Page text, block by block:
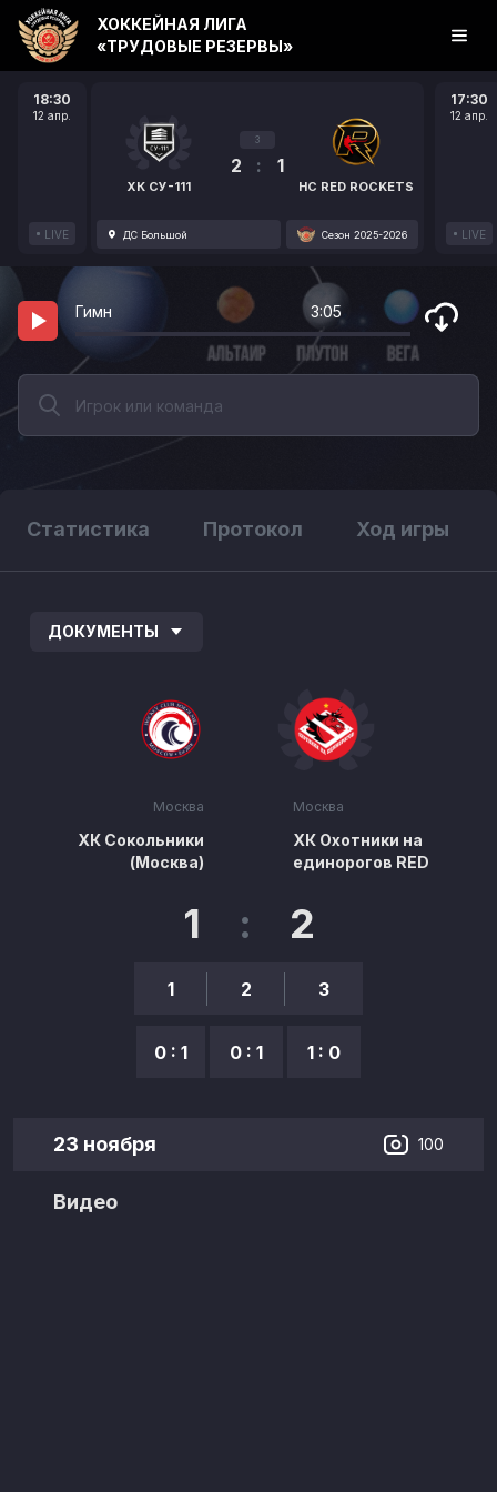
18:30
12 апр.
LIVE
ХК СУ-111
3
2 : 1
HC RED ROCKETS
ДС Большой Сезон 2025-2026
17:30
12 апр.
LIVE
ХОККЕЙНАЯ ЛИГА
«ТРУДОВЫЕ РЕЗЕРВЫ»
Гимн 3:05
Статистика Протокол Ход игры
ДОКУМЕНТЫ
Москва
ХК Сокольники
(Москва)
1 : 2
1
0 : 1
2
0 : 1
3
1 : 0
Москва
ХК Охотники на
единорогов RED
23 ноября 100
Видео